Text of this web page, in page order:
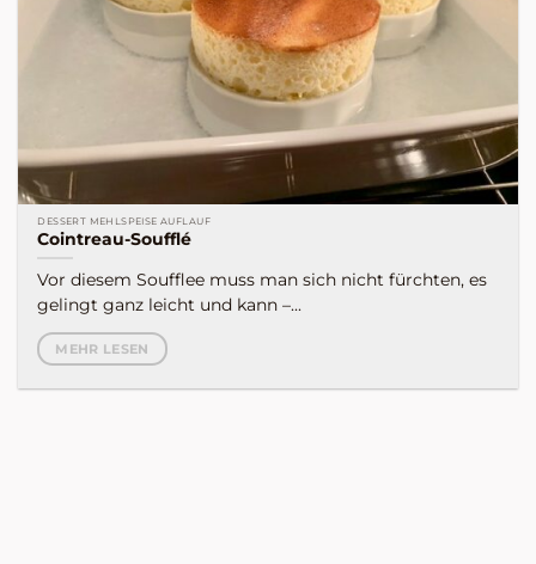
DESSERT MEHLSPEISE AUFLAUF
Cointreau-Soufflé
Vor diesem Soufflee muss man sich nicht fürchten, es
gelingt ganz leicht und kann –...
MEHR LESEN